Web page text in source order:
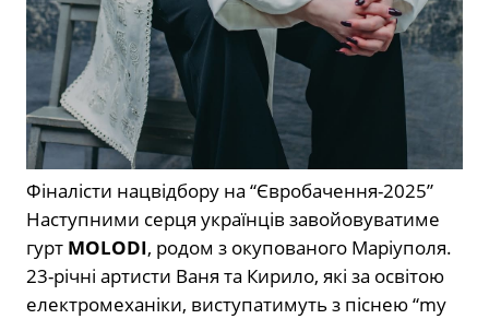
Фіналісти нацвідбору на “Євробачення-2025”
Наступними серця українців завойовуватиме
гурт MOLODI, родом з окупованого Маріуполя.
23-річні артисти Ваня та Кирило, які за освітою
електромеханіки, виступатимуть з піснею “my